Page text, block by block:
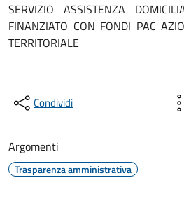
SERVIZIO ASSISTENZA
FINANZIATO CON FONDI PAC
TERRITORIALE
Condividi
Argomenti
Trasparenza amministrativa